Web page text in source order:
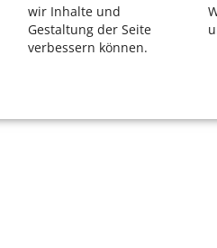
wir Inhalte und
Gestaltung der Seite
verbessern können.